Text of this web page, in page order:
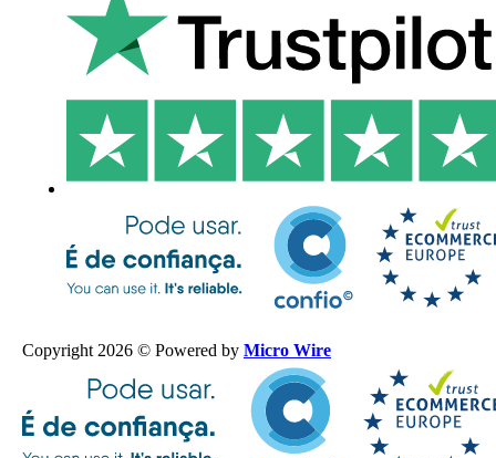
Copyright 2026 © Powered by Micro Wire